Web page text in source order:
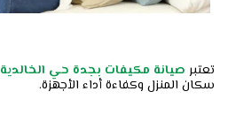
تعتبر صيانة مكيفات بجدة حي الخالدية
سكان المنزل وكفاءة أداء الأجهزة.